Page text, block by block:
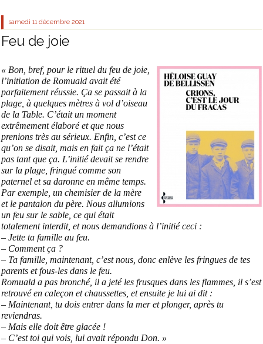
samedi 11 décembre 2021
Feu de joie
« Bon, bref, pour le rituel du feu de joie,
l’initiation de Romuald avait été
parfaitement réussie. Ça se passait à la
plage, à quelques mètres à vol d’oiseau
de la Table. C’était un moment
extrêmement élaboré et que nous
prenions très au sérieux. Enfin, c’est ce
qu’on se disait, mais en fait ça ne l’était
pas tant que ça. L’initié devait se rendre
sur la plage, fringué comme son
paternel et sa daronne en même temps.
Par exemple, un chemisier de la mère
et le pantalon du père. Nous allumions
un feu sur le sable, ce qui était
totalement interdit, et nous demandions à l’initié ceci :
– Jette ta famille au feu.
– Comment ça ?
– Ta famille, maintenant, c’est nous, donc enlève les fringues de tes
parents et fous-les dans le feu.
Romuald a pas bronché, il a jeté les frusques dans les flammes, il s’est
retrouvé en caleçon et chaussettes, et ensuite je lui ai dit :
– Maintenant, tu dois entrer dans la mer et plonger, après tu
reviendras.
– Mais elle doit être glacée !
– C’est toi qui vois, lui avait répondu Don. »